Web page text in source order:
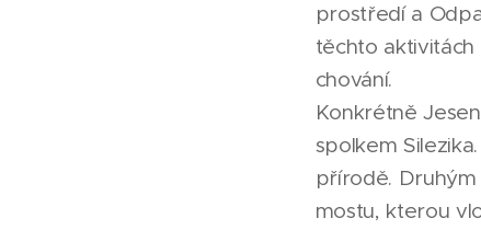
prostředí a
těchto
chování.
Konkrétně
spolkem
přírodě.
mostu, kterou